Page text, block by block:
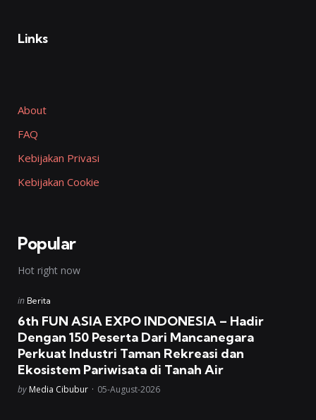
Links
About
FAQ
Kebijakan Privasi
Kebijakan Cookie
Popular
Hot right now
Posted
in Berita
6th FUN ASIA EXPO INDONESIA – Hadir
Dengan 150 Peserta Dari Mancanegara
Perkuat Industri Taman Rekreasi dan
Ekosistem Pariwisata di Tanah Air
Posted
by Media Cibubur 05-August-2026